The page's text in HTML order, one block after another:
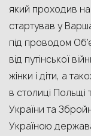
який проходив
стартував у
під проводом
від путінської
жінки і діти, а
в столиці Польщі
України та
Україною